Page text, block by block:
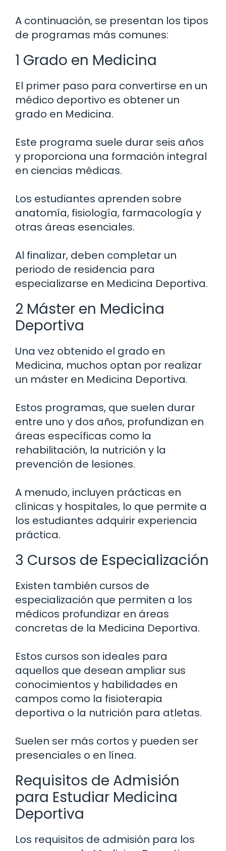
A continuación, se presentan los tipos
de programas más comunes:
1 Grado en Medicina
El primer paso para convertirse en un
médico deportivo es obtener un
grado en Medicina.
Este programa suele durar seis años
y proporciona una formación integral
en ciencias médicas.
Los estudiantes aprenden sobre
anatomía, fisiología, farmacología y
otras áreas esenciales.
Al finalizar, deben completar un
periodo de residencia para
especializarse en Medicina Deportiva.
2 Máster en Medicina
Deportiva
Una vez obtenido el grado en
Medicina, muchos optan por realizar
un máster en Medicina Deportiva.
Estos programas, que suelen durar
entre uno y dos años, profundizan en
áreas específicas como la
rehabilitación, la nutrición y la
prevención de lesiones.
A menudo, incluyen prácticas en
clínicas y hospitales, lo que permite a
los estudiantes adquirir experiencia
práctica.
3 Cursos de Especialización
Existen también cursos de
especialización que permiten a los
médicos profundizar en áreas
concretas de la Medicina Deportiva.
Estos cursos son ideales para
aquellos que desean ampliar sus
conocimientos y habilidades en
campos como la fisioterapia
deportiva o la nutrición para atletas.
Suelen ser más cortos y pueden ser
presenciales o en línea.
Requisitos de Admisión
para Estudiar Medicina
Deportiva
Los requisitos de admisión para los